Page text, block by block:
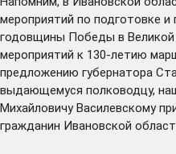
мероприятий по подготовке и
годовщины Победы в Великой
мероприятий к 130-летию
предложению губернатора
выдающемуся полководцу,
Михайловичу Василевскому
гражданин Ивановской